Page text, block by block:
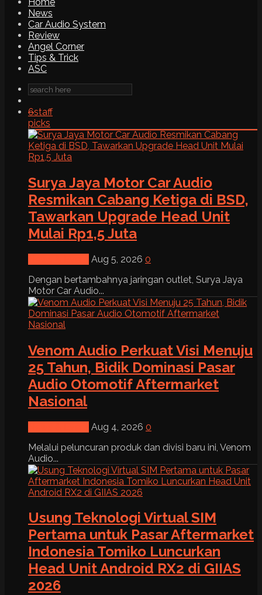
News
Car Audio System
Review
Angel Corner
Tips & Trick
ASC
6staff
picks
Surya Jaya Motor Car Audio
Resmikan Cabang Ketiga di BSD,
Tawarkan Upgrade Head Unit
Mulai Rp1,5 Juta
Aug 5, 2026 0
Dengan bertambahnya jaringan outlet, Surya Jaya
Motor Car Audio...
Venom Audio Perkuat Visi Menuju
25 Tahun, Bidik Dominasi Pasar
Audio Otomotif Aftermarket
Nasional
Aug 4, 2026 0
Melalui peluncuran produk dan divisi baru ini, Venom
Audio...
Usung Teknologi Virtual SIM
Pertama untuk Pasar Aftermarket
Indonesia Tomiko Luncurkan
Head Unit Android RX2 di GIIAS
2026